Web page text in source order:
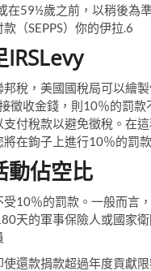
在59½歲之前，以稍後為
（SEPPS）你的伊拉.6
稅，美國國稅局可以繪
徵收金錢，則10％的罰款
付稅款以避免徵稅。在
在鉤子上進行10％的罰款
動佔空比
受10％的罰款。一般而言
天的軍事保險人或國家
還款捐款超過年度貢獻